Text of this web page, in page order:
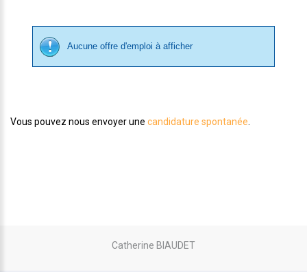
Aucune offre d'emploi à afficher
Vous pouvez nous envoyer une candidature spontanée
Catherine BIAUDET